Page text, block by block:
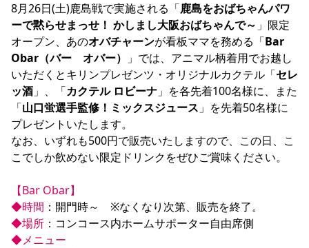
選手・スタッフ スケジュール メディア情報 アクセス レディース
アカデミー ハナサカプレーヤー 歴代所属選手
チケット情報 販売スケジュール 価格・席種 購入方法
シーズンシート
法人シーズンシート 福祉サービス
団体チケット
特定興行入場券 譲渡サービス リセールサービス
観戦ガイド
初めて観戦ガイド キッズ向けサービス グルメ
マッチデープログラム
観戦マナー&ルール ビジターサポーター観戦ガイド 公式アプリ
スタジアム
YANMAR HANASAKA STADIUM
DAZNで観戦
DAZNで観戦
アウェイツアー
アウェイツアー
セレッソ大阪について
クラブ紹介 沿革 シーズン記録 求人情報
サポートする
パートナー企業募集中 セレッソ大阪VISAカード
サポートスタッフ
セレッソアイデアちょうだいな 応援商店街
Lise（ライセンスビジネス）
サステナビリティ
活動レポート
スポーツクラブ
スポーツクラブ
ファンクラブ
ファンクラブ
SAKURA SOCIO SAKURA POINT Program
招待券引換方法
まいセレチケット 会員規定 婚姻届・出生届・命名書
ニュース
ニュース
すべて チーム グッズ チケット イベント
ファンクラブ
ホームタウン パートナー スポーツクラブ メディア 30周年
レディース
8月26日(土)鹿島戦で実施される「鹿島をおばちゃんパワ
ーで黙らせまっせ！ かしまし大阪おばちゃんで～ 」限定
オープン、あのオバチャーンが看板ママを務める「Bar
Obar（バー　オバー）
」では、アニマル柄着用でお越し
いただくとキリンプレゼンツ・オリジナルカクテル「セレ
ッ酒 」、「カクテル ロビーナ 」を各先着100名様に、また
「山口蛍選手監修！ミックスジュース 」を先着50名様に
プレゼントいたします。
なお、いずれも500円で販売いたしますので、この日、こ
こでしか飲めない限定ドリンクをぜひご賞味ください。
【Bar Obar】
◆時間
◆場所
◆メニュー